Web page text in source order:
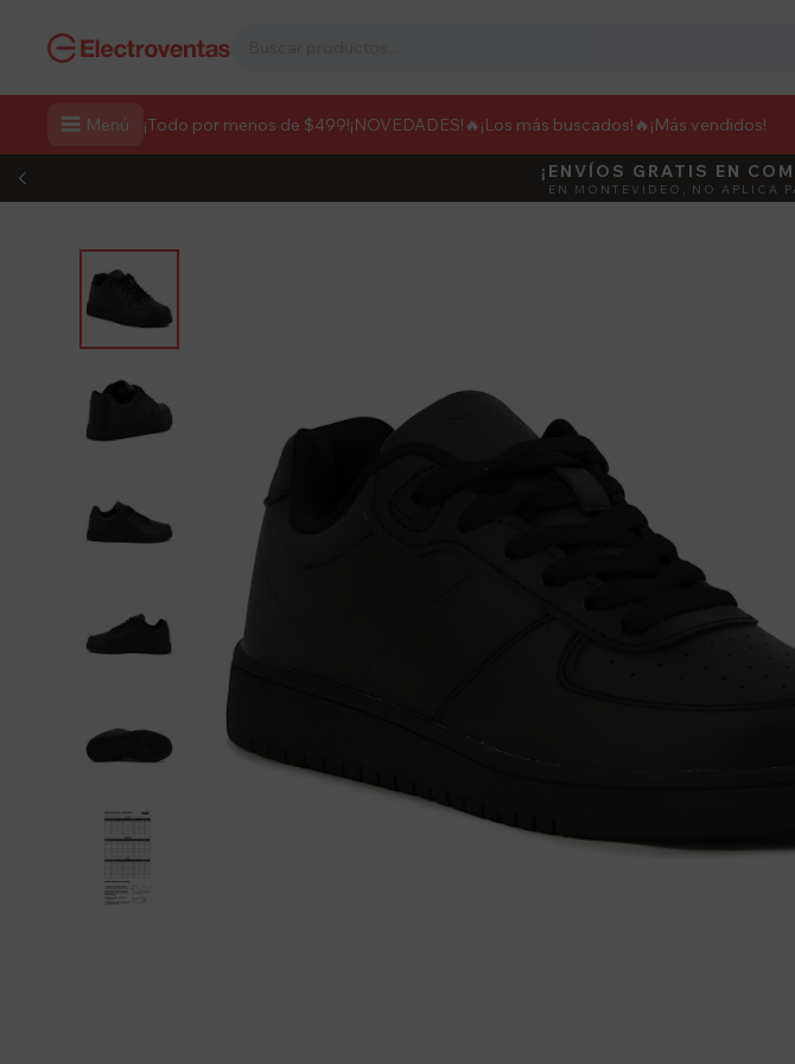
 Menú ¡Todo por menos de $499!¡NOVEDADES! 🔥¡Los más buscados!🔥 ¡Más vendidos!
¡ENVÍOS GRATIS EN
EN MONTEVIDEO, NO APLICA